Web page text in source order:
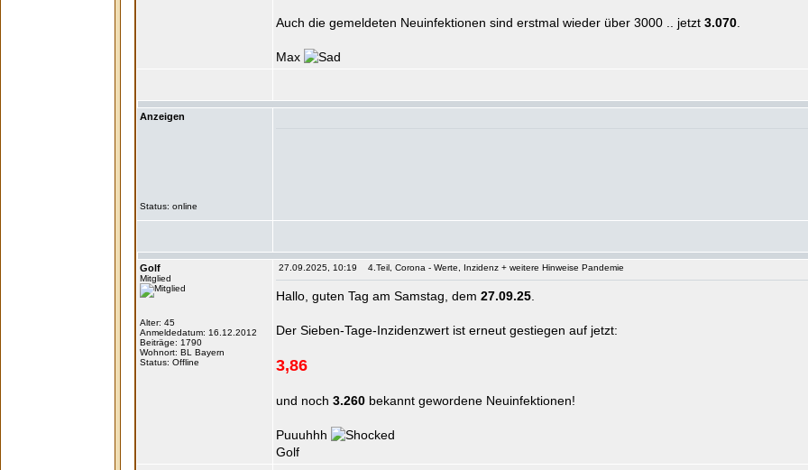
Auch die gemeldeten Neuinfektionen sind erstmal wieder über 3000 .. jetzt 3.070
Max
Anzeigen
Status: online
Golf
Mitglied
Alter: 45
Anmeldedatum: 16.12.2012
Beiträge: 1790
Wohnort: BL Bayern
Status: Offline
27.09.2025, 10:19 4.Teil, Corona - Werte, Inzidenz + weitere Hinweise Pandemie
Hallo, guten Tag am Samstag, dem 27.09.25
Der Sieben-Tage-Inzidenzwert ist erneut gestiegen auf jetzt:
3,86
und noch 3.260 bekannt gewordene Neuinfektionen!
Puuuhhh
Golf